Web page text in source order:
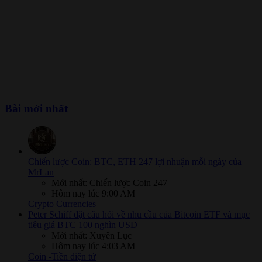
Bài mới nhất
Chiến lược Coin: BTC, ETH 247 lợi nhuận mỗi ngày của
MrLan
Mới nhất: Chiến lược Coin 247
Hôm nay lúc 9:00 AM
Crypto Currencies
Peter Schiff đặt câu hỏi về nhu cầu của Bitcoin ETF và mục
tiêu giá BTC 100 nghìn USD
Mới nhất: Xuyên Lục
Hôm nay lúc 4:03 AM
Coin -Tiền điện tử